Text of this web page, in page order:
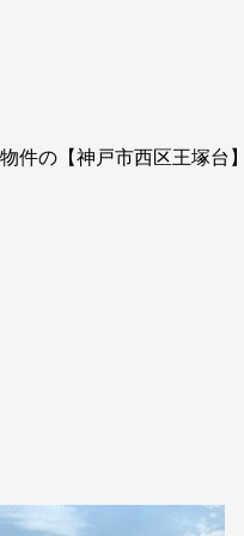
件の【神戸市西区王塚台